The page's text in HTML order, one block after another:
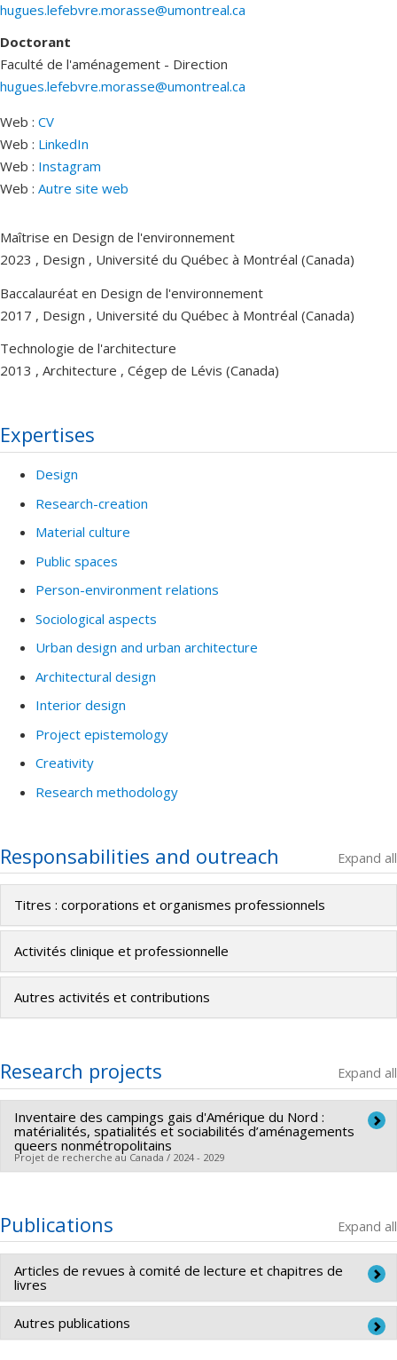
hugues.lefebvre.morasse@umontreal.ca
Doctorant
Faculté de l'aménagement - Direction
hugues.lefebvre.morasse@umontreal.ca
Web : CV
Web : LinkedIn
Web : Instagram
Web : Autre site web
Maîtrise en Design de l'environnement
2023 , Design , Université du Québec à Montréal (Canada)
Baccalauréat en Design de l'environnement
2017 , Design , Université du Québec à Montréal (Canada)
Technologie de l'architecture
2013 , Architecture , Cégep de Lévis (Canada)
Expertises
Design
Research-creation
Material culture
Public spaces
Person-environment relations
Sociological aspects
Urban design and urban architecture
Architectural design
Interior design
Project epistemology
Creativity
Research methodology
Responsabilities and outreach Expand all
Titres : corporations et organismes professionnels
Activités clinique et professionnelle
Autres activités et contributions
Research projects Expand all
Inventaire des campings gais d'Amérique du Nord :
matérialités, spatialités et sociabilités d’aménagements
queers nonmétropolitains
Projet de recherche au Canada / 2024 - 2029
Funding sources:
humaines du Canada
Grant programs:
Historical period:
Publications Expand all
Articles de revues à comité de lecture et chapitres de
livres
(2024) « Le désir hors-les-murs ». Dans
Autres publications